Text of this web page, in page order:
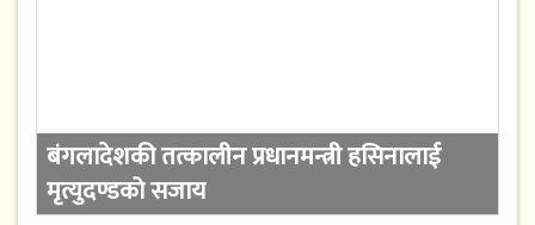
बंगलादेशकी तत्कालीन प्रधानमन्त्री हसिनालाई
मृत्युदण्डको सजाय